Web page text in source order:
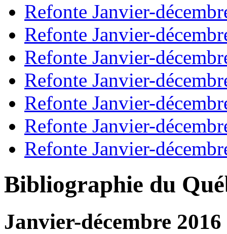
Refonte Janvier-
Refonte Janvier-
Refonte Janvier-
Refonte Janvier-
Refonte Janvier-
Refonte Janvier-
Refonte Janvier-
Bibliographie du
Janvier-décembre 2016